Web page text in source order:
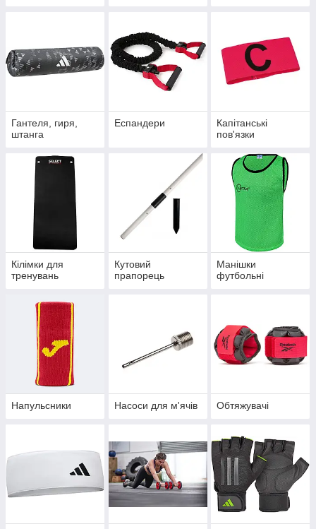
Гантеля, гиря,
штанга
Еспандери
Капітанські
пов'язки
Кілімки для
тренувань
Кутовий
прапорець
Манішки
футбольні
Напульсники Насоси для м'ячів Обтяжувачі